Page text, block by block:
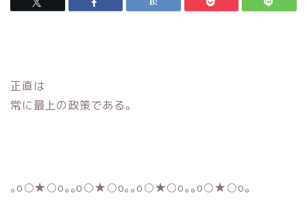
正直は
常に最上の政策である。
｡o○★○o｡｡o○★○o｡｡o○★○o｡｡o○★○o｡